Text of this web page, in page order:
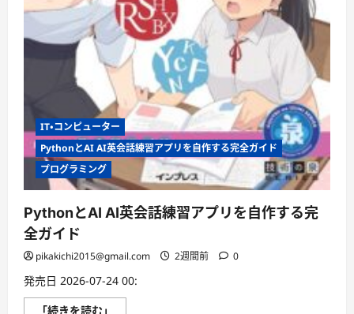
む
IT・コンピューター
PythonとAI AI英会話練習アプリを自作する完全ガイド
プログラミング
PythonとAI AI英会話練習アプリを自作する完
全ガイド
pikakichi2015@gmail.com 2週間前 0
発売日 2026-07-24 00:
「続きを読む」